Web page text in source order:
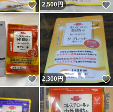
いいね！
2,500円
いいね！
2,300円